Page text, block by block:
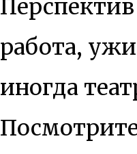
работа,
иногда